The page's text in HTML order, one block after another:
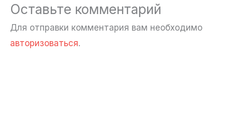
Оставьте комментарий
Для отправки комментария вам необходимо
авторизоваться.